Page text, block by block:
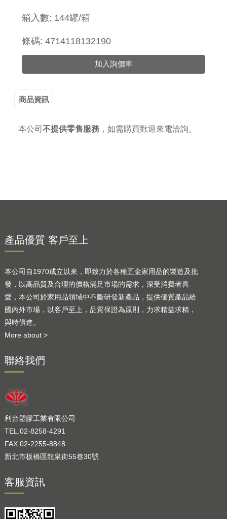
箱入數: 144罐/箱
條碼: 4714118132190
加入詢價車
商品資訊
本公司 不提供零售服務， 如需購買歡迎來電洽詢。
產品優質 客戶至上
本公司自1970成立以來，即致力於各種五金家用品的製造及批
發，以高品質及合理的價格滿足市場的需求，深受消費者喜
愛，本公司於家用品領域中不斷研發新產品，提供優質產品給
國內外市場，以客戶至上，品質保證為原則，力求精益求精，
與時俱進。
More about >
聯絡我們
利台塑膠工業有限公司
TEL.02-8258-4291
FAX.02-2255-8848
新北市板橋區龍泉街55巷30號
客服資訊